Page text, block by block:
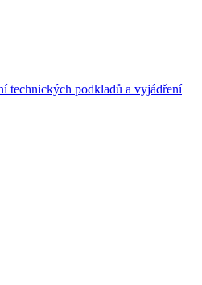
technických podkladů a vyjádření